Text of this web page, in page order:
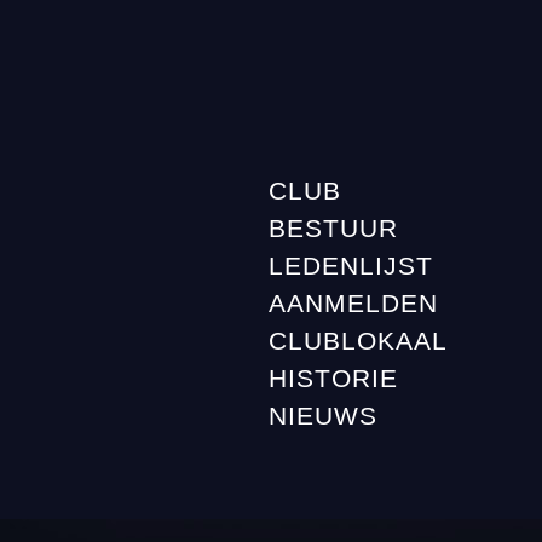
CLUB
BESTUUR
LEDENLIJST
AANMELDEN
CLUBLOKAAL
HISTORIE
NIEUWS